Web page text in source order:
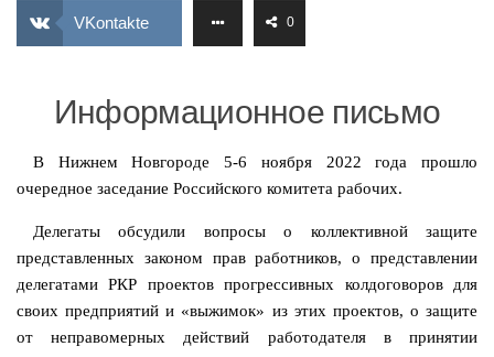
ИЗУЧЕНИЕ ДИАЛЕКТИКИ
ФЕДЕРАЦИЯ ПРОФСОЮЗОВ РОССИИ
VKontakte 0
Информационное письмо
В Нижнем Новгороде 5-6 ноября 2022 года прошло
очередное заседание Российского комитета рабочих.
Делегаты обсудили вопросы о коллективной защите
представленных законом прав работников, о представлении
делегатами РКР проектов прогрессивных колдоговоров для
своих предприятий и «выжимок» из этих проектов, о защите
от неправомерных действий работодателя в принятии